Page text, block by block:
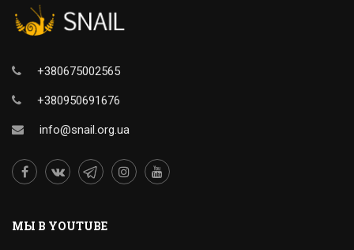
+380675002565
+380950691676
info@snail.org.ua
MЫ В YOUTUBE